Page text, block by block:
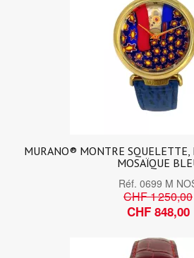
MURANO® MONTRE SQUELETTE,
MOSAÏQUE
Réf. 0699 M
CHF 1 250,00
CHF 848,00